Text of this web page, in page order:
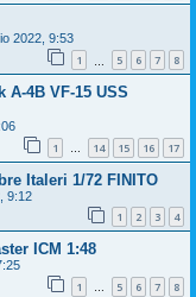
2022, 9:53
1 5 6 7 8
A-4B VF-15 USS
1 … 14 15 16 17
Italeri 1/72 FINITO
9:12
1 2 3 4
ICM 1:48
1 … 5 6 7 8